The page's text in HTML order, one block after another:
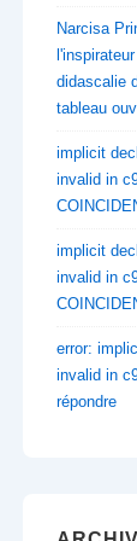
Narcisa
didascalie
tableau
implicit
invalid in
implicit
invalid in
error:
invalid in
répondre